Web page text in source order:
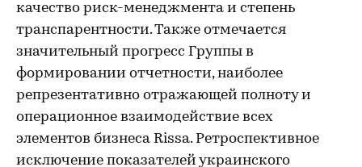
качество риск-менеджмента и степень
транспарентности. Также отмечается
значительный прогресс Группы в
формировании отчетности, наиболее
репрезентативно отражающей полноту и
операционное взаимодействие всех
элементов бизнеса Rissa. Ретроспективное
исключение показателей украинского